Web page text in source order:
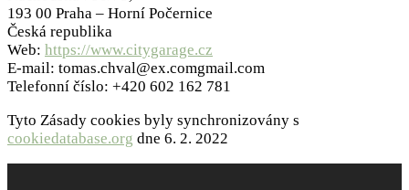
193 00 Praha – Horní Počernice
Česká republika
Web: https://www.citygarage.cz
E-mail: tomas.chval@ex.comgmail.com
Telefonní číslo: +420 602 162 781
Tyto Zásady cookies byly synchronizovány s
cookiedatabase.org dne 6. 2. 2022